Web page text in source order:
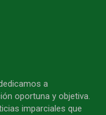
a
oportuna y objetiva.
imparciales que